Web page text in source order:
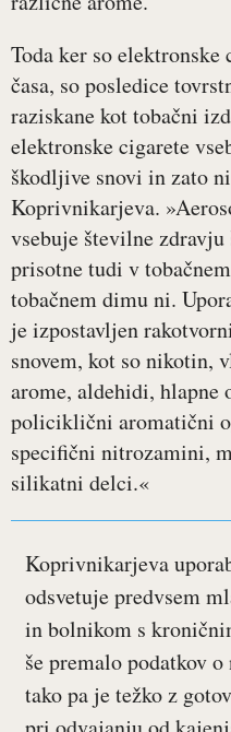
Toda ker so
časa, so posledice
raziskane kot tobačni
elektronske cigarete
škodljive snovi in zato
Koprivnikarjeva.
vsebuje številne
prisotne tudi v
tobačnem dimu ni.
je izpostavljen
snovem, kot so nikotin,
arome, aldehidi, hlapne
policiklični aromatični
specifični nitrozamini,
silikatni delci.«
Koprivnikarjeva
odsvetuje predvsem
in bolnikom s
še premalo podatkov
tako pa je težko z